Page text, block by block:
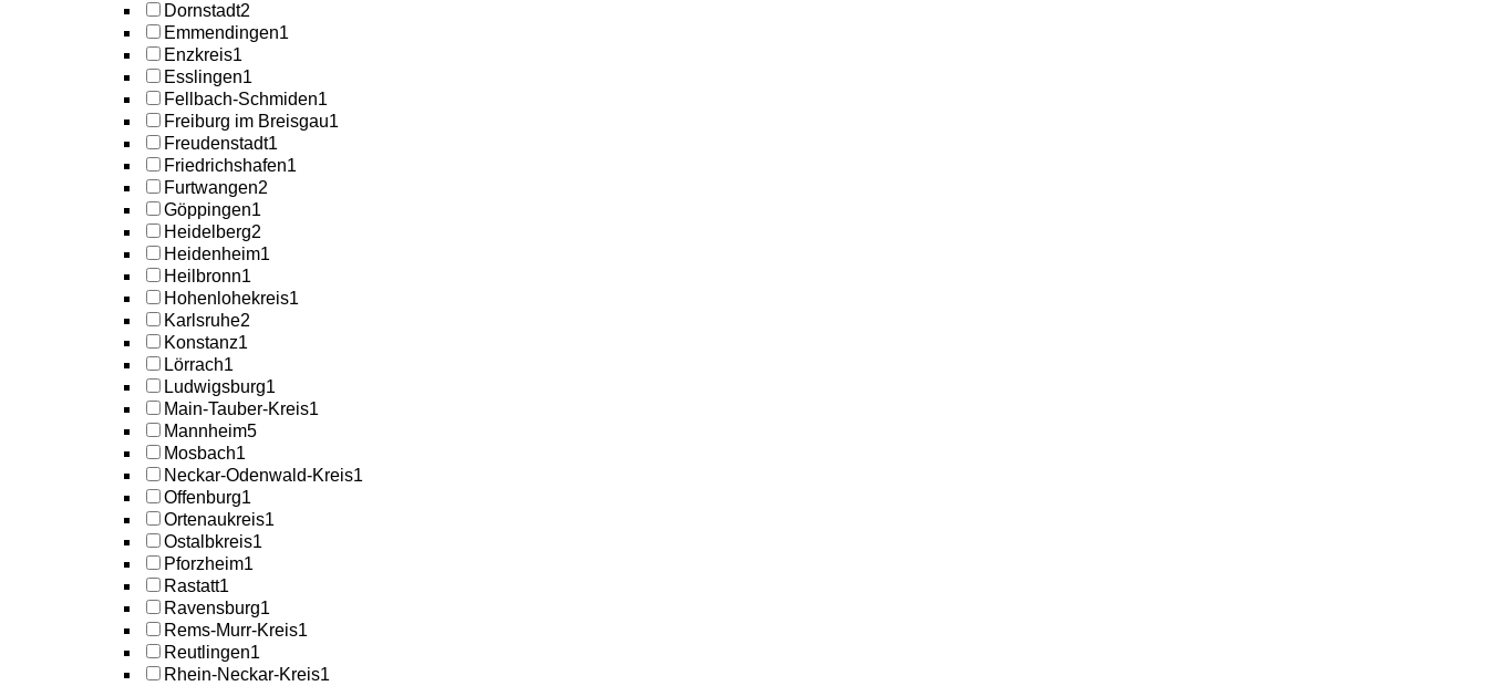
Dornstadt2
Emmendingen1
Enzkreis1
Esslingen1
Fellbach-Schmiden1
Freiburg im Breisgau1
Freudenstadt1
Friedrichshafen1
Furtwangen2
Göppingen1
Heidelberg2
Heidenheim1
Heilbronn1
Hohenlohekreis1
Karlsruhe2
Konstanz1
Lörrach1
Ludwigsburg1
Main-Tauber-Kreis1
Mannheim5
Mosbach1
Neckar-Odenwald-Kreis1
Offenburg1
Ortenaukreis1
Ostalbkreis1
Pforzheim1
Rastatt1
Ravensburg1
Rems-Murr-Kreis1
Reutlingen1
Rhein-Neckar-Kreis1